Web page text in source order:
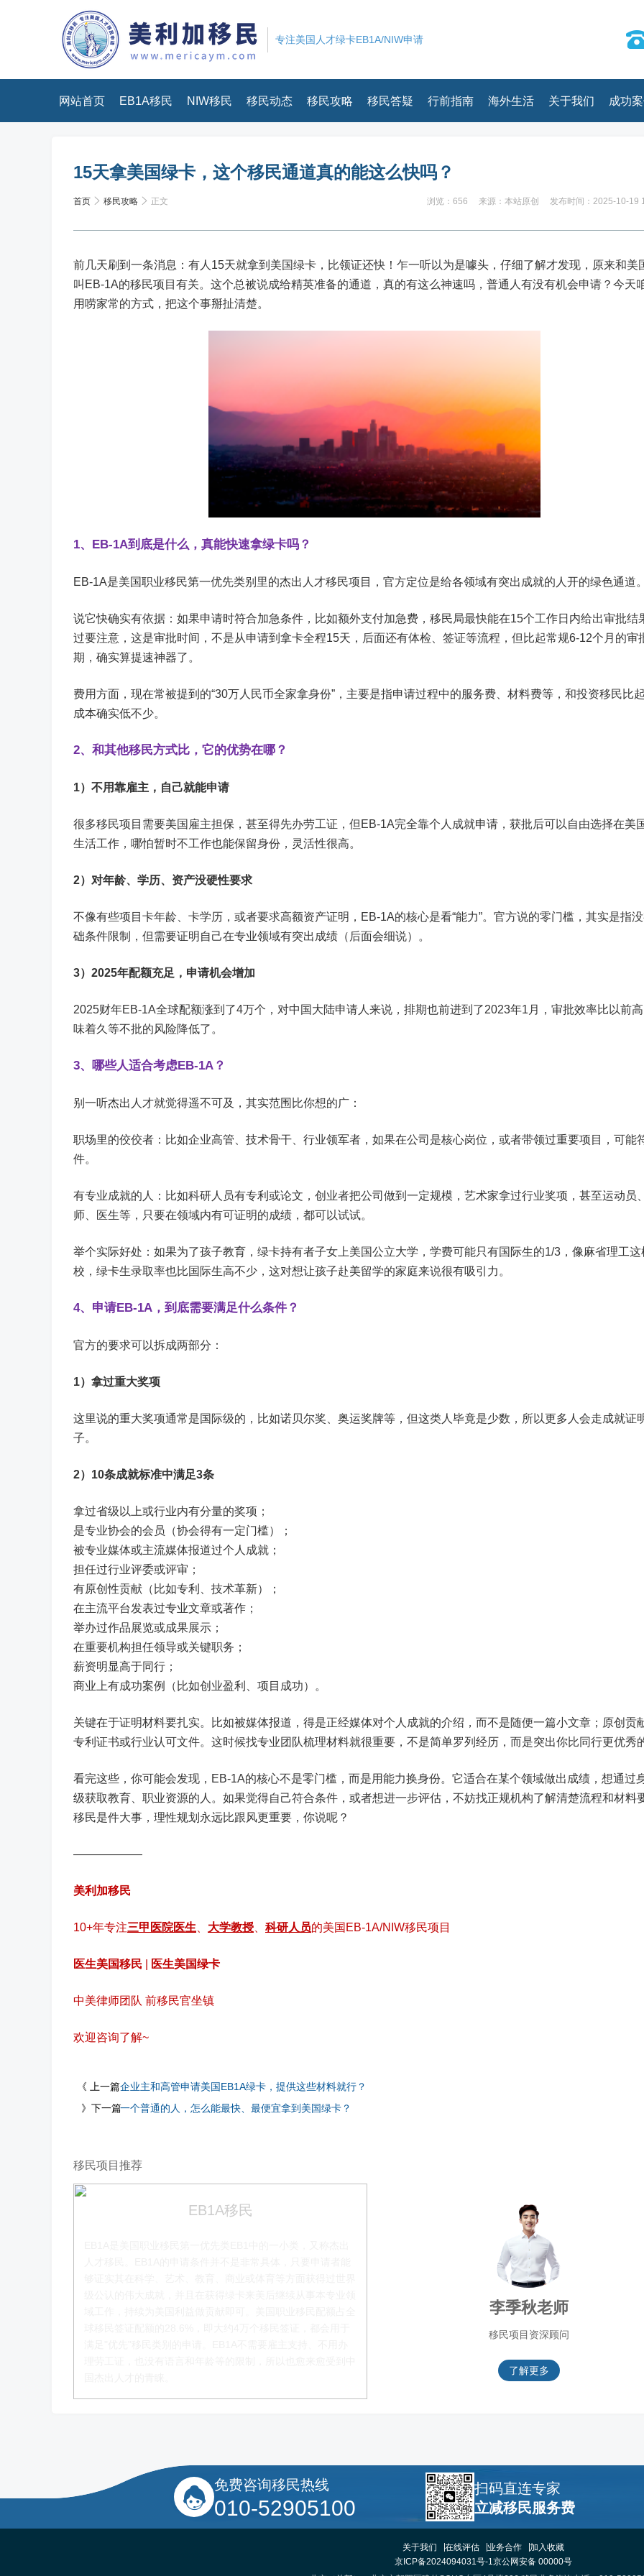
专注美国人才绿卡EB1A/NIW申请
网站首页 EB1A移民 NIW移民 移民动态 移民攻略 移民答疑 行前指南 海外生活 关于我们 成功
15天拿美国绿卡，这个移民通道真的能这么快吗？
首页 移民攻略 正文 浏览：656 来源：本站原创 发布时间：2025-10-19
前几天刷到一条消息：有人15天就拿到美国绿卡，比领证还快！乍一听以为是噱头，仔细了解才发现，原来和美
叫EB-1A的移民项目有关。这个总被说成给精英准备的通道，真的有这么神速吗，普通人有没有机会申请？今天
用唠家常的方式，把这个事掰扯清楚。
1、EB-1A到底是什么，真能快速拿绿卡吗？
EB-1A是美国职业移民第一优先类别里的杰出人才移民项目，官方定位是给各领域有突出成就的人开的绿色通道
说它快确实有依据：如果申请时符合加急条件，比如额外支付加急费，移民局最快能在15个工作日内给出审批结
过要注意，这是审批时间，不是从申请到拿卡全程15天，后面还有体检、签证等流程，但比起常规6-12个月的审
期，确实算提速神器了。
费用方面，现在常被提到的“30万人民币全家拿身份”，主要是指申请过程中的服务费、材料费等，和投资移民比
成本确实低不少。
2、和其他移民方式比，它的优势在哪？
1） 不用靠雇主，自己就能申请
很多移民项目需要美国雇主担保，甚至得先办劳工证，但EB-1A完全靠个人成就申请，获批后可以自由选择在美
生活工作，哪怕暂时不工作也能保留身份，灵活性很高。
2） 对年龄、学历、资产没硬性要求
不像有些项目卡年龄、卡学历，或者要求高额资产证明，EB-1A的核心是看“能力”。官方说的零门槛，其实是指
础条件限制，但需要证明自己在专业领域有突出成绩（后面会细说）。
3） 2025年配额充足，申请机会增加
2025财年EB-1A全球配额涨到了4万个，对中国大陆申请人来说，排期也前进到了2023年1月，审批效率比以前
味着久等不批的风险降低了。
3、哪些人适合考虑EB-1A？
别一听杰出人才就觉得遥不可及，其实范围比你想的广：
职场里的佼佼者：比如企业高管、技术骨干、行业领军者，如果在公司是核心岗位，或者带领过重要项目，可能
件。
有专业成就的人：比如科研人员有专利或论文，创业者把公司做到一定规模，艺术家拿过行业奖项，甚至运动员
师、医生等，只要在领域内有可证明的成绩，都可以试试。
举个实际好处：如果为了孩子教育，绿卡持有者子女上美国公立大学，学费可能只有国际生的1/3，像麻省理工这
校，绿卡生录取率也比国际生高不少，这对想让孩子赴美留学的家庭来说很有吸引力。
4、申请EB-1A，到底需要满足什么条件？
官方的要求可以拆成两部分：
1） 拿过重大奖项
这里说的重大奖项通常是国际级的，比如诺贝尔奖、奥运奖牌等，但这类人毕竟是少数，所以更多人会走成就证
子。
2） 10条成就标准中满足3条
拿过省级以上或行业内有分量的奖项；
是专业协会的会员（协会得有一定门槛）；
被专业媒体或主流媒体报道过个人成就；
担任过行业评委或评审；
有原创性贡献（比如专利、技术革新）；
在主流平台发表过专业文章或著作；
举办过作品展览或成果展示；
在重要机构担任领导或关键职务；
薪资明显高于同行；
商业上有成功案例（比如创业盈利、项目成功）。
关键在于证明材料要扎实。比如被媒体报道，得是正经媒体对个人成就的介绍，而不是随便一篇小文章；原创贡
专利证书或行业认可文件。这时候找专业团队梳理材料就很重要，不是简单罗列经历，而是突出你比同行更优秀
看完这些，你可能会发现，EB-1A的核心不是零门槛，而是用能力换身份。它适合在某个领域做出成绩，想通过
级获取教育、职业资源的人。如果觉得自己符合条件，或者想进一步评估，不妨找正规机构了解清楚流程和材料
移民是件大事，理性规划永远比跟风更重要，你说呢？
——————
美利加移民
10+年专注三甲医院医生 大学教授 科研人员的美国EB-1A/NIW移民项目
医生美国移民 医生美国绿卡
中美律师团队 前移民官坐镇
欢迎咨询了解~
《 上一篇企业主和高管申请美国EB1A绿卡，提供这些材料就行？
》下一篇一个普通的人，怎么能最快、最便宜拿到美国绿卡？
移民项目推荐
EB1A移民
李季秋老师
移民项目资深顾问
了解更多
免费咨询移民热线
010-52905100
扫码直连专家
立减移民服务费
关于我们 在线评估 业务合作
加入收藏
京ICP备2024094031号-1京公网安备 00000号